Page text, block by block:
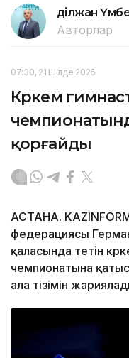
Әділжан
Авторлар
07:30, 21 Шілде 2026
Көркем
қорғайды
АСТАНА.
федерациясы
қаласында өтетін
чемпионатына
ала тізімін